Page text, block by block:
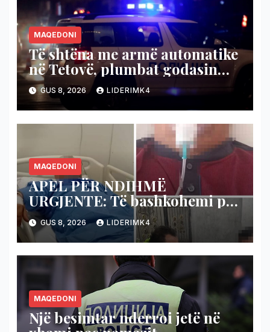
MAQEDONI
Të shtëna me armë automatike
në Tetovë, plumbat godasin
shtëpinë dhe veturën e një 48-
vjeçari
GUS 8, 2026 LIDERIMK4
MAQEDONI
APEL PËR NDIHMË
URGJENTE: Të bashkohemi për
shpëtimin e veteranit
kumanovar të dy luftërave
GUS 8, 2026 LIDERIMK4
MAQEDONI
Një besimtar nderroi jetë në